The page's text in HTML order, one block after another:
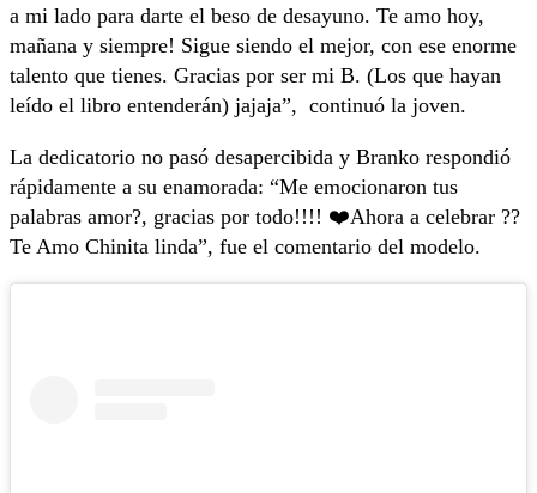
a mi lado para darte el beso de desayuno. Te amo hoy,
mañana y siempre! Sigue siendo el mejor, con ese enorme
talento que tienes. Gracias por ser mi B. (Los que hayan
leído el libro entenderán) jajaja”, continuó la joven.
La dedicatorio no pasó desapercibida y Branko respondió
rápidamente a su enamorada: “Me emocionaron tus
palabras amor?, gracias por todo!!!! ❤️Ahora a celebrar ??
Te Amo Chinita linda”, fue el comentario del modelo.